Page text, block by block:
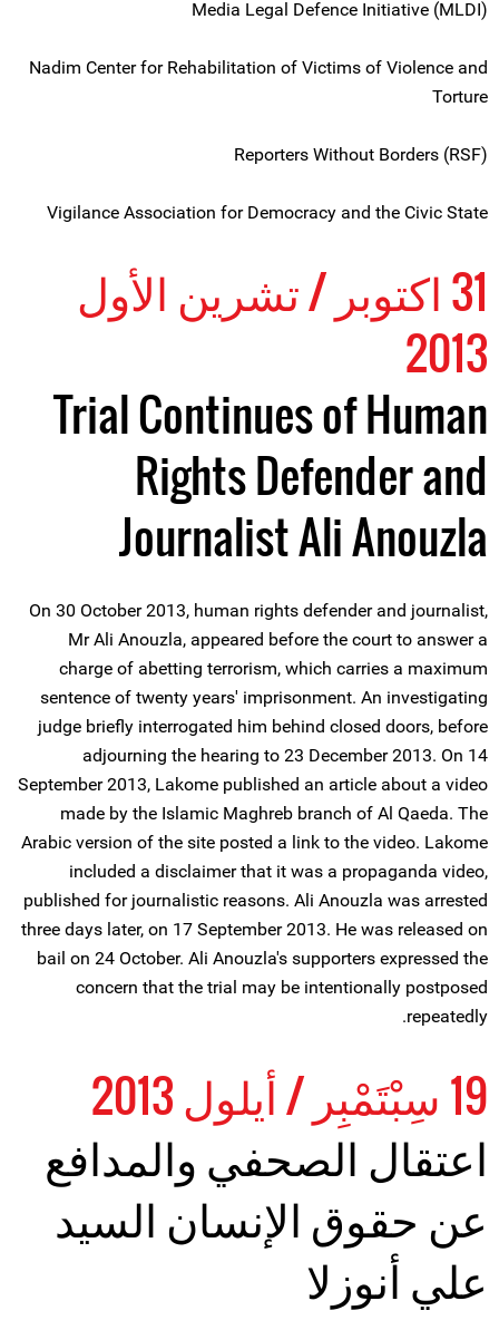
Media Legal Defence Initiative (MLDI)
Nadim Center for Rehabilitation of Victims of Violence and
Torture
Reporters Without Borders (RSF)
Vigilance Association for Democracy and the Civic State
31 اكتوبر / تشرين الأول
2013
Trial Continues of Human
Rights Defender and
Journalist Ali Anouzla
On 30 October 2013, human rights defender and journalist,
Mr Ali Anouzla, appeared before the court to answer a
charge of abetting terrorism, which carries a maximum
sentence of twenty years' imprisonment. An investigating
judge briefly interrogated him behind closed doors, before
adjourning the hearing to 23 December 2013. On 14
September 2013, Lakome published an article about a video
made by the Islamic Maghreb branch of Al Qaeda. The
Arabic version of the site posted a link to the video. Lakome
included a disclaimer that it was a propaganda video,
published for journalistic reasons. Ali Anouzla was arrested
three days later, on 17 September 2013. He was released on
bail on 24 October. Ali Anouzla's supporters expressed the
concern that the trial may be intentionally postposed
repeatedly.
19 سِبْتَمْبِر / أيلول 2013
اعتقال الصحفي والمدافع
عن حقوق الإنسان السيد
علي أنوزلا